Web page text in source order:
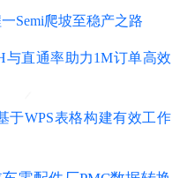
Semi爬坡至稳产之路
与直通率助力1M订单高效
于WPS表格构建有效工作